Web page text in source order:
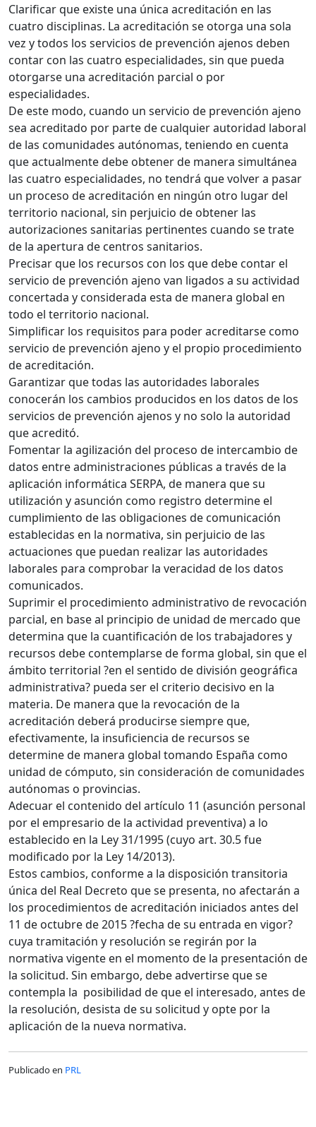
Clarificar que existe una única acreditación en las
cuatro disciplinas. La acreditación se otorga una sola
vez y todos los servicios de prevención ajenos deben
contar con las cuatro especialidades, sin que pueda
otorgarse una acreditación parcial o por
especialidades.
De este modo, cuando un servicio de prevención ajeno
sea acreditado por parte de cualquier autoridad laboral
de las comunidades autónomas, teniendo en cuenta
que actualmente debe obtener de manera simultánea
las cuatro especialidades, no tendrá que volver a pasar
un proceso de acreditación en ningún otro lugar del
territorio nacional, sin perjuicio de obtener las
autorizaciones sanitarias pertinentes cuando se trate
de la apertura de centros sanitarios.
Precisar que los recursos con los que debe contar el
servicio de prevención ajeno van ligados a su actividad
concertada y considerada esta de manera global en
todo el territorio nacional.
Simplificar los requisitos para poder acreditarse como
servicio de prevención ajeno y el propio procedimiento
de acreditación.
Garantizar que todas las autoridades laborales
conocerán los cambios producidos en los datos de los
servicios de prevención ajenos y no solo la autoridad
que acreditó.
Fomentar la agilización del proceso de intercambio de
datos entre administraciones públicas a través de la
aplicación informática SERPA, de manera que su
utilización y asunción como registro determine el
cumplimiento de las obligaciones de comunicación
establecidas en la normativa, sin perjuicio de las
actuaciones que puedan realizar las autoridades
laborales para comprobar la veracidad de los datos
comunicados.
Suprimir el procedimiento administrativo de revocación
parcial, en base al principio de unidad de mercado que
determina que la cuantificación de los trabajadores y
recursos debe contemplarse de forma global, sin que el
ámbito territorial ?en el sentido de división geográfica
administrativa? pueda ser el criterio decisivo en la
materia. De manera que la revocación de la
acreditación deberá producirse siempre que,
efectivamente, la insuficiencia de recursos se
determine de manera global tomando España como
unidad de cómputo, sin consideración de comunidades
autónomas o provincias.
Adecuar el contenido del artículo 11 (asunción personal
por el empresario de la actividad preventiva) a lo
establecido en la Ley 31/1995 (cuyo art. 30.5 fue
modificado por la Ley 14/2013).
Estos cambios, conforme a la disposición transitoria
única del Real Decreto que se presenta, no afectarán a
los procedimientos de acreditación iniciados antes del
11 de octubre de 2015 ?fecha de su entrada en vigor?
cuya tramitación y resolución se regirán por la
normativa vigente en el momento de la presentación de
la solicitud. Sin embargo, debe advertirse que se
contempla la posibilidad de que el interesado, antes de
la resolución, desista de su solicitud y opte por la
aplicación de la nueva normativa.
Publicado en PRL